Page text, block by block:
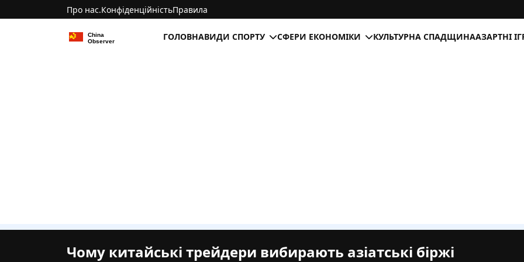
Про нас.КонфіденційністьПравила
ГОЛОВНАВИДИ СПОРТУ СФЕРИ ЕКОНОМІКИ КУЛЬТУРНА СПАДЩИНААЗАРТНІ
Чому китайські трейдери вибирають азіатські біржі